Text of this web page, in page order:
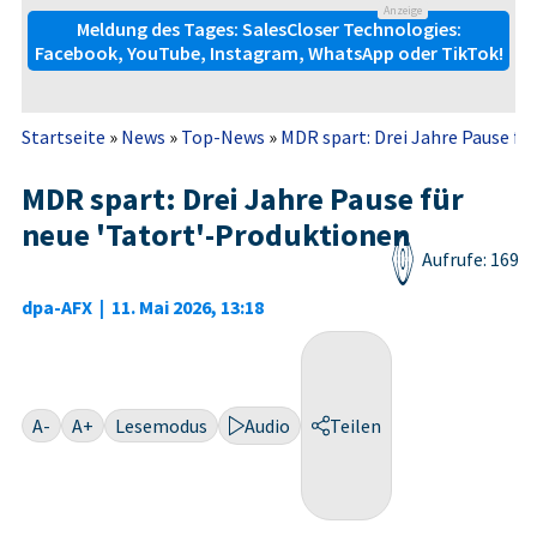
Anzeige
Meldung des Tages: SalesCloser Technologies:
Facebook, YouTube, Instagram, WhatsApp oder TikTok!
Startseite » News » Top-News » MDR spart: Drei Jahre Pause
MDR spart: Drei Jahre Pause für
neue 'Tatort'-Produktionen
dpa-AFX | 11. Mai 2026, 13:18
Aufrufe: 169
A- A+ Lesemodus Audio Teilen